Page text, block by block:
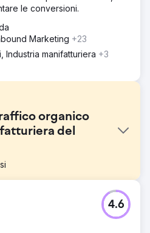
le conversioni.
Marketing +23
Industria manifatturiera +3
organico
del
basso posizionamento nei
SEO tecnici, tempi di
4.6